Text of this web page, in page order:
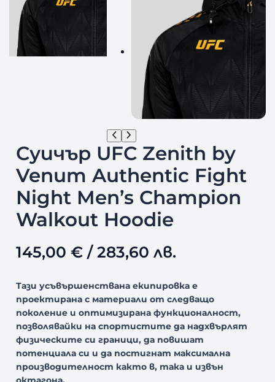
Суичър UFC Zenith by
Venum Authentic Fight
Night Men’s Champion
Walkout Hoodie
145,00 €/ 283,60 лв.
Тази усъвършенствана екипировка е
проектирана с материали от следващо
поколение и оптимизирана функционалност,
позволявайки на спортистите да надхвърлят
физическите си граници, да повишат
потенциала си и да постигнат максимална
производителност както в, така и извън